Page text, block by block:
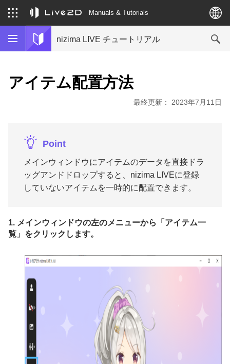
Manuals & Tutorials
nizima LIVE チュートリアル
アイテム配置方法
最終更新： 2023年7月11日
Point
メインウィンドウにアイテムのデータを直接ドラ
ッグアンドドロップすると、nizima LIVEに登録
していないアイテムを一時的に配置できます。
1. メインウィンドウの左のメニューから「アイテム一
覧」をクリックします。